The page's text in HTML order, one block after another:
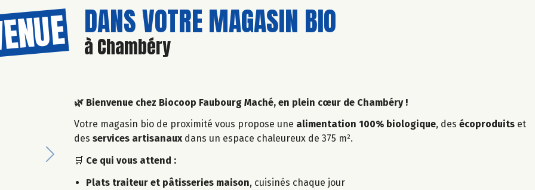
DANS VOTRE MAGASIN BIO
à Chambéry
Next
🌿 Bienvenue chez Biocoop Faubourg Maché, en plein cœur de Chambéry !
Votre magasin bio de proximité vous propose une alimentation 100% biologique, des écoproduits et
des services artisanauxdans un espace chaleureux de 375 m².
🛒 Ce qui vous attend :
Plats traiteur et pâtisseries maison, cuisinés chaque jour